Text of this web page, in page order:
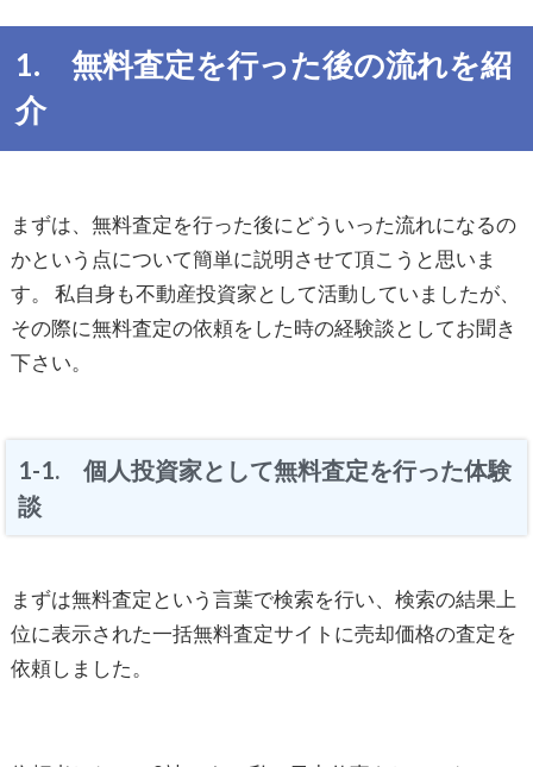
1. 無料査定を行った後の流れを紹
介
まずは、無料査定を行った後にどういった流れになるの
かという点について簡単に説明させて頂こうと思いま
す。 私自身も不動産投資家として活動していましたが、
その際に無料査定の依頼をした時の経験談としてお聞き
下さい。
1-1. 個人投資家として無料査定を行った体験
談
まずは無料査定という言葉で検索を行い、検索の結果上
位に表示された一括無料査定サイトに売却価格の査定を
依頼しました。